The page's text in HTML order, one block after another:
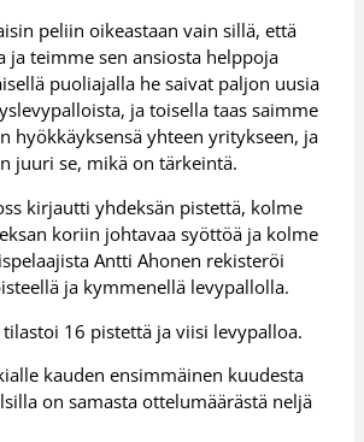
peliin oikeastaan vain sillä, että
ja teimme sen ansiosta helppoja
puoliajalla he saivat paljon uusia
ja toisella taas saimme
hyökkäyksensä yhteen yritykseen, ja
juuri se, mikä on tärkeintä.
kirjautti yhdeksän pistettä, kolme
koriin johtavaa syöttöä ja kolme
Antti Ahonen rekisteröi
ja kymmenellä levypallolla.
16 pistettä ja viisi levypalloa.
kauden ensimmäinen kuudesta
on samasta ottelumäärästä neljä